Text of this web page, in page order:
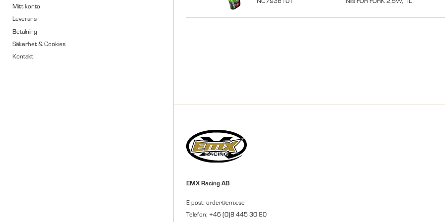
Mitt konto
Leverans
Betalning
Säkerhet & Cookies
Kontakt
EMX Racing AB
E-post: order@emx.se
Telefon: +46 (0)8 445 30 80